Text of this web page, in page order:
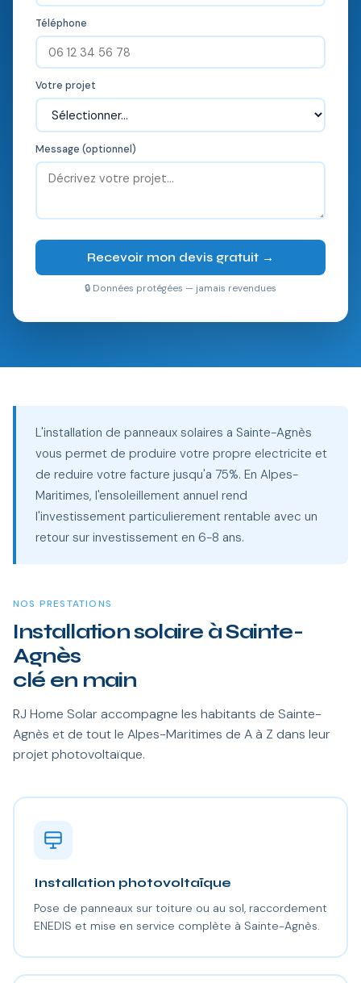
Téléphone
Votre projet
Message (optionnel)
Recevoir mon devis gratuit →
🔒 Données protégées — jamais revendues
L'installation de panneaux solaires a Sainte-Agnès
vous permet de produire votre propre electricite et
de reduire votre facture jusqu'a 75%. En Alpes-
Maritimes, l'ensoleillement annuel rend
l'investissement particulierement rentable avec un
retour sur investissement en 6-8 ans.
NOS PRESTATIONS
Installation solaire à Sainte-
Agnès
clé en main
RJ Home Solar accompagne les habitants de Sainte-
Agnès et de tout le Alpes-Maritimes de A à Z dans leur
projet photovoltaïque.
Installation photovoltaïque
Pose de panneaux sur toiture ou au sol, raccordement
ENEDIS et mise en service complète à Sainte-Agnès.